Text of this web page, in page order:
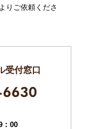
りご依頼くださ
受付窓口
：00